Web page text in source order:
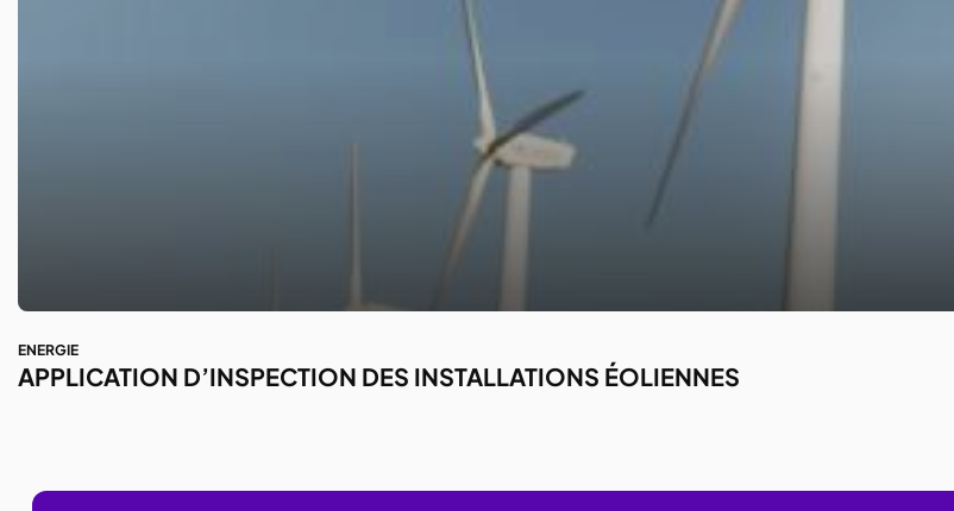
ENERGIE
APPLICATION D’INSPECTION DES INSTALLATIONS ÉOLIENNES